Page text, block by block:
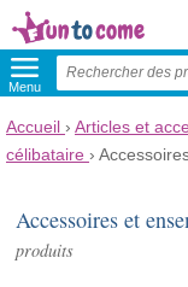
Menu
Accueil › Articles et
célibataire ›
Accessoires et
produits